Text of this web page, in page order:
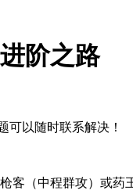
阶之路
可以随时联系解决！
客（中程群攻）或药